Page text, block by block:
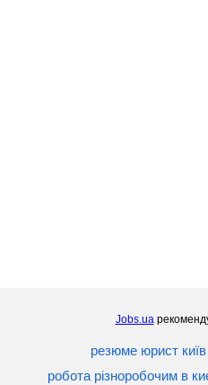
Jobs.ua
резюме юрист київ
робота різноробочим в